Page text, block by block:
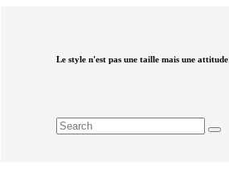
Le style n'est pas une taille mais une attitude